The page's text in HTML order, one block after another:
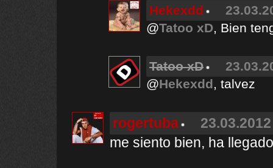
Hekexdd
@Tatoo xD, Bien
Tatoo xD
@Hekexdd, talvez
rogertuba
me siento bien, ha